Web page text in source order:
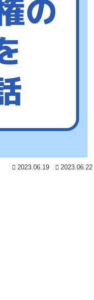
2023.06.19 2023.06.22